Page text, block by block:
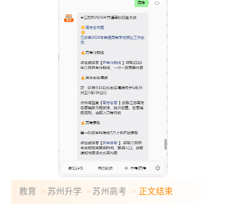
教育 苏州升学 苏州高考 正文结束